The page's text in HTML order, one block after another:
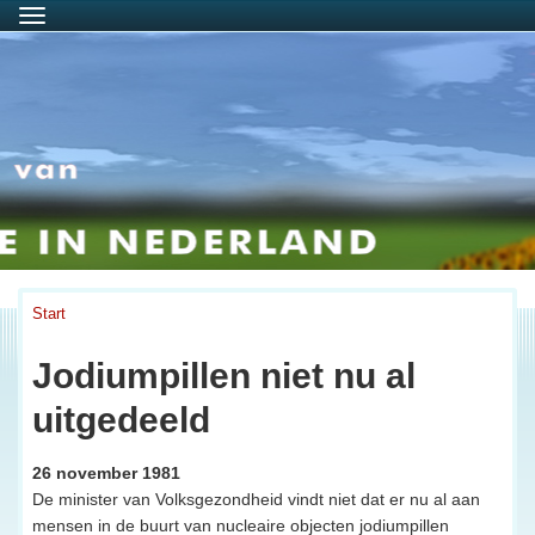
Menu
Start
Jodiumpillen niet nu al
uitgedeeld
26 november 1981
De minister van Volksgezondheid vindt niet dat er nu al aan
mensen in de buurt van nucleaire objecten jodiumpillen